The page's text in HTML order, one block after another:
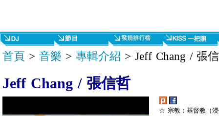
首頁 > 音樂 > 專輯介紹 > Jeff Chang / 張
Jeff Chang / 張信哲
☆ 宗教：基督教（